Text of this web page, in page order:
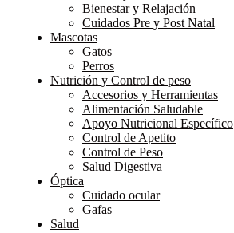
Bienestar y Relajación
Cuidados Pre y Post Natal
Mascotas
Gatos
Perros
Nutrición y Control de peso
Accesorios y Herramientas
Alimentación Saludable
Apoyo Nutricional Específico
Control de Apetito
Control de Peso
Salud Digestiva
Óptica
Cuidado ocular
Gafas
Salud